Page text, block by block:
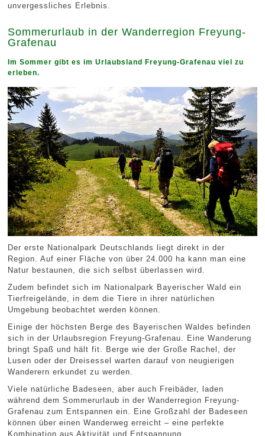
unvergessliches Erlebnis.
Sommerurlaub in der Wanderregion Freyung-
Grafenau
Im Sommer gibt es im Urlaubsland Freyung-Grafenau viel zu
erleben.
Der erste Nationalpark Deutschlands liegt direkt in der
Region. Auf einer Fläche von über 24.000 ha kann man eine
Natur bestaunen, die sich selbst überlassen wird.
Zudem befindet sich im Nationalpark Bayerischer Wald ein
Tierfreigelände, in dem die Tiere in ihrer natürlichen
Umgebung beobachtet werden können.
Einige der höchsten Berge des Bayerischen Waldes befinden
sich in der Urlaubsregion Freyung-Grafenau. Eine Wanderung
bringt Spaß und hält fit. Berge wie der Große Rachel, der
Lusen oder der Dreisessel warten darauf von neugierigen
Wanderern erkundet zu werden.
Viele natürliche Badeseen, aber auch Freibäder, laden
während dem Sommerurlaub in der Wanderregion Freyung-
Grafenau zum Entspannen ein. Eine Großzahl der Badeseen
können über einen Wanderweg erreicht – eine perfekte
Kombination aus Aktivität und Entspannung.